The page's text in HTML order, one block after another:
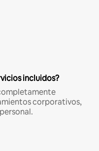
incluidos?
corporativos,